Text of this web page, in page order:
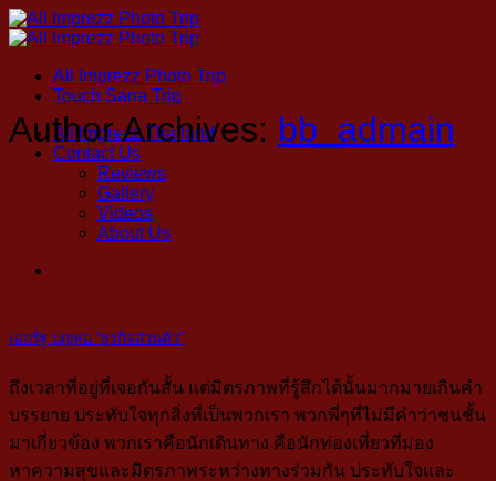
Skip
to
All Imprezz Photo Trip
Touch Sana Trip
All Imprezz Thailand
Contact Us
Reviews
Gallery
Videos
About Us
Author Archives: bb_admain
เอกรัฐ บุญห่อ “ธุรกิจส่วนตัว”
ถึงเวลาที่อยู่ที่เจอกันสั้น แต่มิตรภาพที่รู้สึกได้นั้นมากมายเกินคำ
บรรยาย ประทับใจทุกสิ่งที่เป็นพวกเรา พวกพี่ๆที่ไม่มีคำว่าชนชั้น
มาเกี่ยวข้อง พวกเราคือนักเดินทาง คือนักท่องเที่ยวที่มอง
หาความสุขและมิตรภาพระหว่างทางร่วมกัน ประทับใจและ